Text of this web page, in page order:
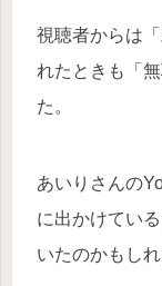
視聴者からは
れたときも「
た。
あいりさんの
に出かけてい
いたのかもしれ